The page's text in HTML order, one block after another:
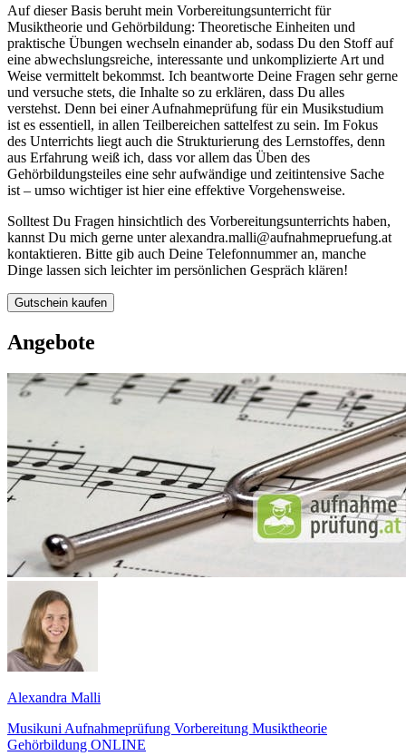
Auf dieser Basis beruht mein Vorbereitungsunterricht für
Musiktheorie und Gehörbildung: Theoretische Einheiten und
praktische Übungen wechseln einander ab, sodass Du den Stoff auf
eine abwechslungsreiche, interessante und unkomplizierte Art und
Weise vermittelt bekommst. Ich beantworte Deine Fragen sehr gerne
und versuche stets, die Inhalte so zu erklären, dass Du alles
verstehst. Denn bei einer Aufnahmeprüfung für ein Musikstudium
ist es essentiell, in allen Teilbereichen sattelfest zu sein. Im Fokus
des Unterrichts liegt auch die Strukturierung des Lernstoffes, denn
aus Erfahrung weiß ich, dass vor allem das Üben des
Gehörbildungsteiles eine sehr aufwändige und zeitintensive Sache
ist – umso wichtiger ist hier eine effektive Vorgehensweise.
Solltest Du Fragen hinsichtlich des Vorbereitungsunterrichts haben,
kannst Du mich gerne unter alexandra.malli@aufnahmepruefung.at
kontaktieren. Bitte gib auch Deine Telefonnummer an, manche
Dinge lassen sich leichter im persönlichen Gespräch klären!
Gutschein kaufen
Angebote
Alexandra Malli
Musikuni Aufnahmeprüfung Vorbereitung Musiktheorie
Gehörbildung ONLINE